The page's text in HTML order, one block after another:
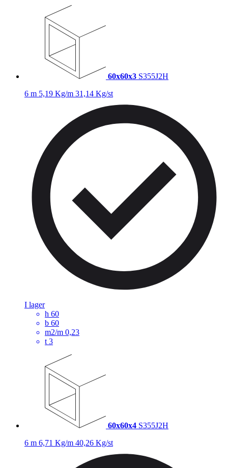
60x60x3 S355J2H
6 m 5,19 Kg/m 31,14 Kg/st
I lager
h 60
b 60
m2/m 0,23
t 3
60x60x4 S355J2H
6 m 6,71 Kg/m 40,26 Kg/st